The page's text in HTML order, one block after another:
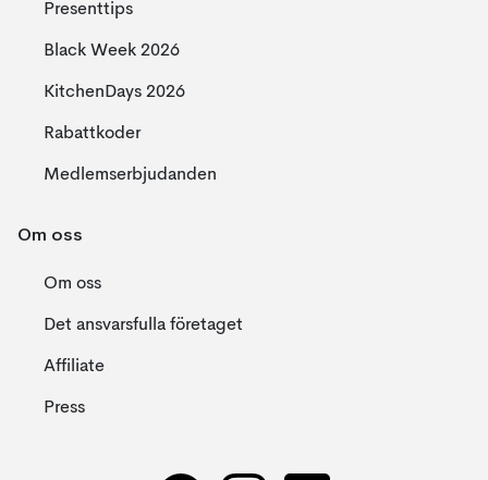
Presenttips
Black Week 2026
KitchenDays 2026
Rabattkoder
Medlemserbjudanden
Om oss
Om oss
Det ansvarsfulla företaget
Affiliate
Press